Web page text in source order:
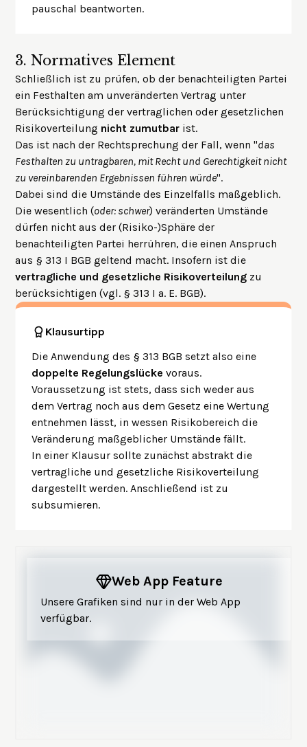
pauschal beantworten.
3. Normatives Element
Schließlich ist zu prüfen, ob der benachteiligten Partei
ein Festhalten am unveränderten Vertrag unter
Berücksichtigung der vertraglichen oder gesetzlichen
Risikoverteilung nicht zumutbar ist.
Das ist nach der Rechtsprechung der Fall, wenn "das
Festhalten zu untragbaren, mit Recht und Gerechtigkeit nicht
zu vereinbarenden Ergebnissen führen würde".
Dabei sind die Umstände des Einzelfalls maßgeblich.
Die wesentlich (oder: schwer) veränderten Umstände
dürfen nicht aus der (Risiko-)Sphäre der
benachteiligten Partei herrühren, die einen Anspruch
aus § 313 I BGB geltend macht. Insofern ist die
vertragliche und gesetzliche Risikoverteilung zu
berücksichtigen (vgl. § 313 I a. E. BGB).
Klausurtipp
Die Anwendung des § 313 BGB setzt also eine
doppelte Regelungslücke voraus.
Voraussetzung ist stets, dass sich weder aus
dem Vertrag noch aus dem Gesetz eine Wertung
entnehmen lässt, in wessen Risikobereich die
Veränderung maßgeblicher Umstände fällt.
In einer Klausur sollte zunächst abstrakt die
vertragliche und gesetzliche Risikoverteilung
dargestellt werden. Anschließend ist zu
subsumieren.
Web App Feature
Unsere Grafiken sind nur in der Web App
verfügbar.